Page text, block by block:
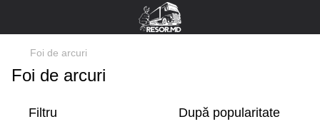
Foi de arcuri
Foi de arcuri
Filtru După popularitate